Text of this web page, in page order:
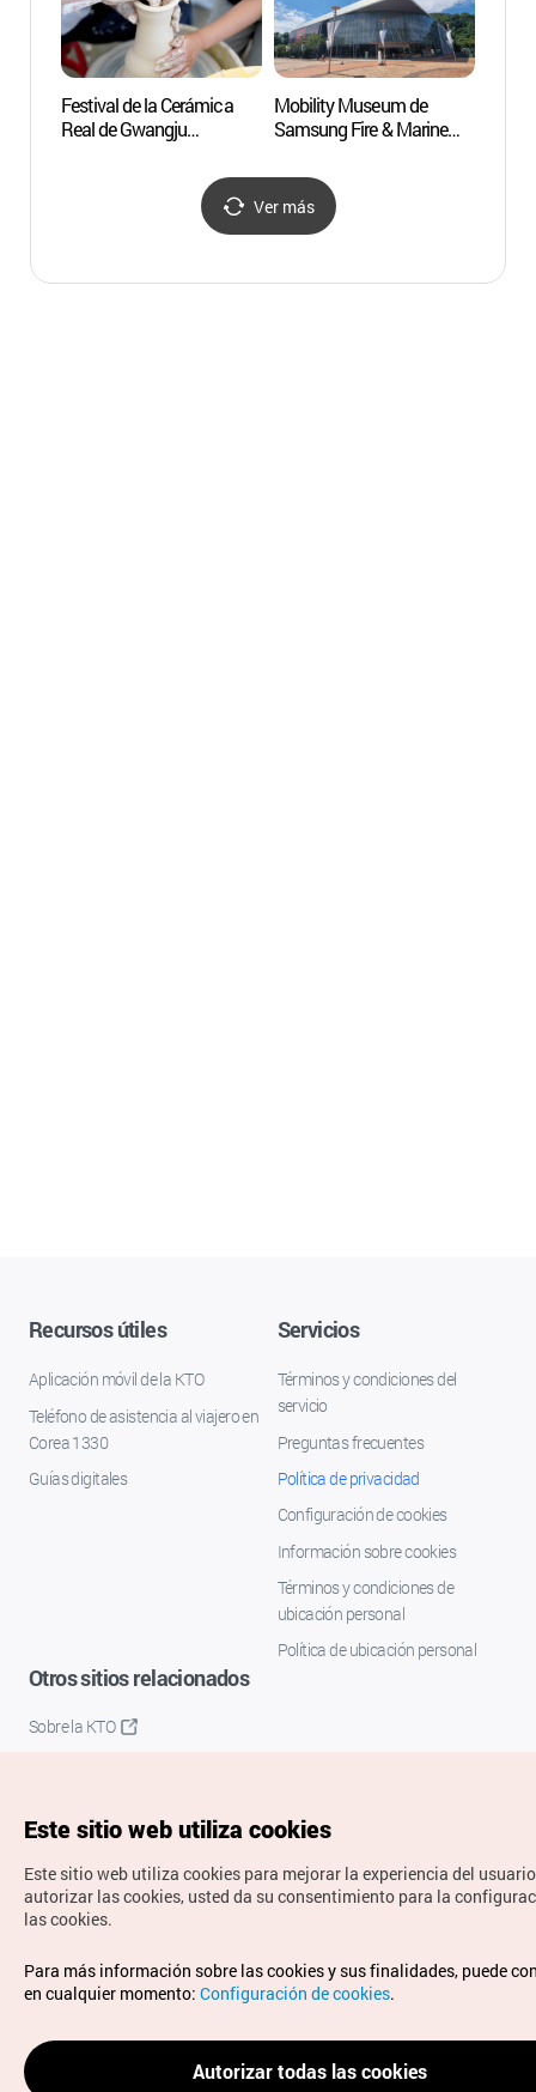
Festival de la Cerámica
Real de Gwangju
Mobility Museum de
Samsung Fire & Marine
모빌리티뮤지엄)
Ver más
Recursos útiles
Aplicación móvil de la KTO
Teléfono de asistencia al viajero en
Corea 1330
Guías digitales
Servicios
Términos y condiciones del
servicio
Preguntas frecuentes
Política de privacidad
Configuración de cookies
Información sobre cookies
Términos y condiciones de
ubicación personal
Política de ubicación personal
Otros sitios relacionados
Sobre la KTO
Copyrights © Organización de Turismo de Corea. Todos los
derechos reservados.
Para informes de errores y cuestiones relacionadas con el
sitio web, dirija sus consultas al correoelectrónico oficial:
spanish@knto.or.kr
Este sitio web utiliza cookies
Este sitio web utiliza cookies para mejorar la experiencia del
autorizar las cookies, usted da su consentimiento para la
las cookies.
Para más información sobre las cookies y sus finalidades, puede
en cualquier momento: Configuración de cookies.
Autorizar todas las cookies